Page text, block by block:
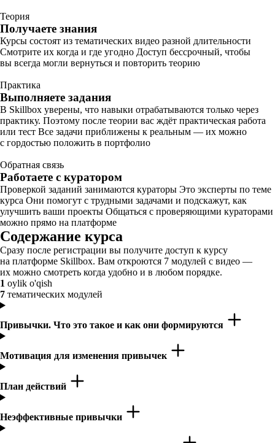
Теория
Получаете знания
Курсы состоят из тематических видео разной длительности
Смотрите их когда и где угодно Доступ бессрочный, чтобы
вы всегда могли вернуться и повторить теорию
Практика
Выполняете задания
В Skillbox уверены, что навыки отрабатываются только через
практику. Поэтому после теории вас ждёт практическая работа
или тест Все задачи приближены к реальным — их можно
с гордостью положить в портфолио
Обратная связь
Работаете с куратором
Проверкой заданий занимаются кураторы Это эксперты по теме
курса Они помогут с трудными задачами и подскажут, как
улучшить ваши проекты Общаться с проверяющими кураторами
можно прямо на платформе
Содержание курса
Сразу после регистрации вы получите доступ к курсу
на платформе Skillbox. Вам откроются 7 модулей с видео —
их можно смотреть когда удобно и в любом порядке.
1 oylik o'qish
7 тематических модулей
Привычки. Что это такое и как они формируются
Мотивация для изменения привычек
План действий
Неэффективные привычки